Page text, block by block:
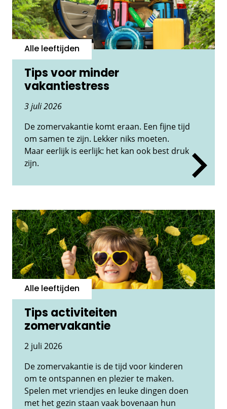
Tips voor minder
vakantiestress
Alle leeftijden
3 juli 2026
De zomervakantie komt eraan. Een fijne tijd
om samen te zijn. Lekker niks moeten.
Maar eerlijk is eerlijk: het kan ook best druk
zijn.
Tips activiteiten
zomervakantie
Alle leeftijden
2 juli 2026
De zomervakantie is de tijd voor kinderen
om te ontspannen en plezier te maken.
Spelen met vriendjes en leuke dingen doen
met het gezin staan vaak bovenaan hun